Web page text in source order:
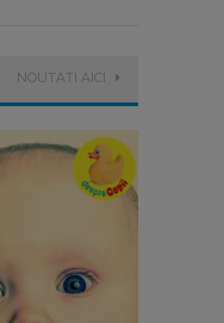
NOUTATI AICI